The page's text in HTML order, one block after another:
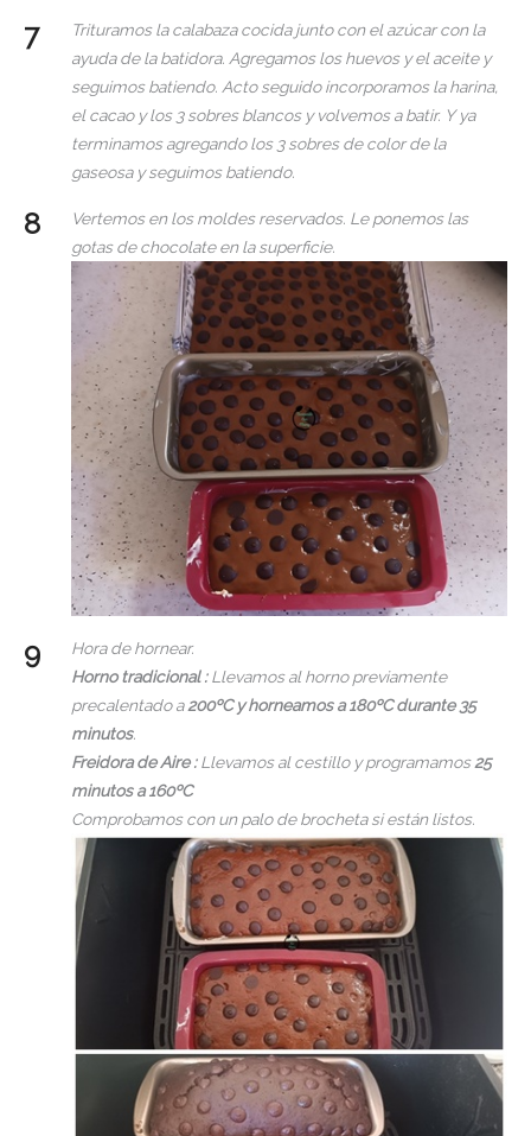
Trituramos la calabaza cocida junto con el azúcar con la
ayuda de la batidora. Agregamos los huevos y el aceite y
seguimos batiendo. Acto seguido incorporamos la harina,
el cacao y los 3 sobres blancos y volvemos a batir. Y ya
terminamos agregando los 3 sobres de color de la
gaseosa y seguimos batiendo.
Vertemos en los moldes reservados. Le ponemos las
gotas de chocolate en la superficie.
Hora de hornear.
Horno tradicional :Llevamos al horno previamente
precalentado a200ºC y horneamos a 180ºC durante 35
minutos.
Freidora de Aire :Llevamos al cestillo y programamos25
minutos a 160ºC
Comprobamos con un palo de brocheta si están listos.